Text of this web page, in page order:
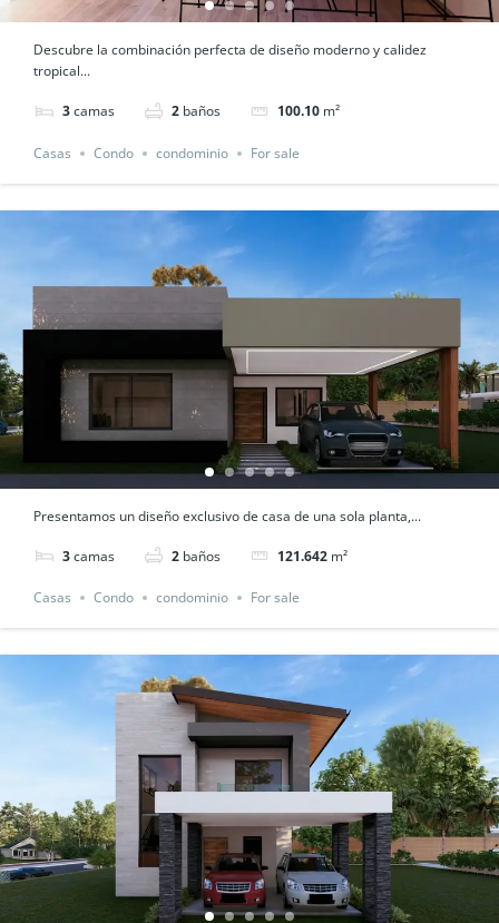
Descubre la combinación perfecta de diseño moderno y calidez
tropical...
3camas 2 baños 100.10 m²
Casas Condo condominio For sale
Presentamos un diseño exclusivo de casa de una sola planta,...
3camas 2 baños 121.642 m²
Casas Condo condominio For sale